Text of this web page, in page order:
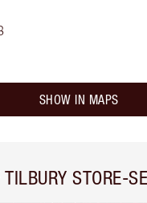
SHOW IN MAPS
STORE-